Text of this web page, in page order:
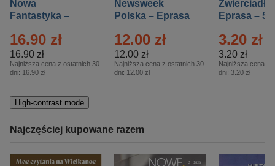
Nowa
Fantastyka –
16.90 zł
16.90 zł
Najniższa cena z ostatnich 30
dni: 16.90 zł
Newsweek
Polska – Eprasa
12.00 zł
12.00 zł
Najniższa cena z ostatnich 30
dni: 12.00 zł
Zwierciadło
Eprasa – 5/
3.20 zł
3.20 zł
Najniższa cena z
dni: 3.20 zł
High-contrast mode
Najczęściej kupowane razem